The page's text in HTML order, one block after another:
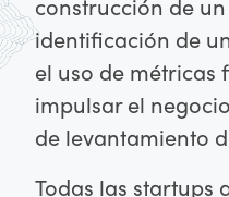
construcción de
identificación de
el uso de métricas
impulsar el
de levantamiento
Todas las startups